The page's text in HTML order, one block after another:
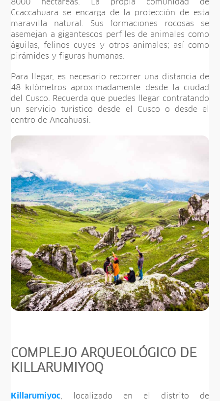
8000 hectáreas. La propia comunidad de
Ccaccahuara se encarga de la protección de esta
maravilla natural. Sus formaciones rocosas se
asemejan a gigantescos perfiles de animales como
águilas, felinos cuyes y otros animales; así como
pirámides y figuras humanas.
Para llegar, es necesario recorrer una distancia de
48 kilómetros aproximadamente desde la ciudad
del Cusco. Recuerda que puedes llegar contratando
un servicio turístico desde el Cusco o desde el
centro de Ancahuasi.
COMPLEJO ARQUEOLÓGICO DE
KILLARUMIYOQ
Killarumiyoc , localizado en el distrito de